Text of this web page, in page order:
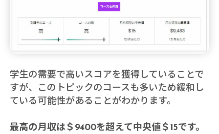
学生の需要で高いスコアを獲得していることで
すが、このトピックのコースも多いため緩和し
ている可能性があることがわかります。
最高の月収は＄9400を超えて中央値＄15です。